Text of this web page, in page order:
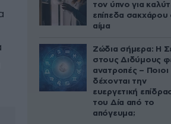
τον ύπνο για
επίπεδα σακχάρου
αίμα
Ζώδια σήμερα: Η
στους Διδύμους
ανατροπές – Ποιοι
δέχονται την
ευεργετική
του Δία από το
απόγευμα;